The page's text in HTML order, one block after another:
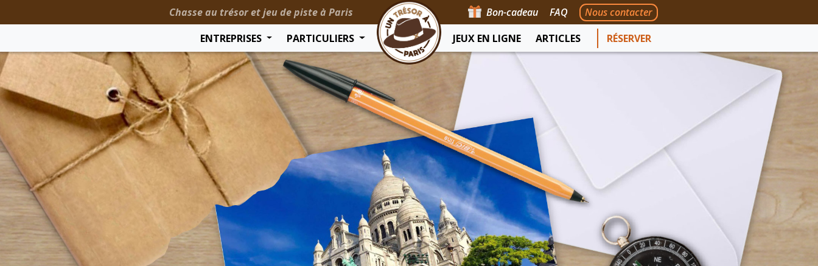
Chasse au trésor et jeu de piste à Paris Bon-cadeau FAQ
Nous contacter
ENTREPRISES
PARTICULIERS JEUX EN LIGNE ARTICLES RÉSERVER